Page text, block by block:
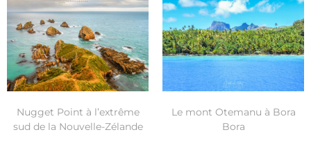
Nugget Point à l’extrême
sud de la Nouvelle-Zélande
Le mont Otemanu à Bora
Bora